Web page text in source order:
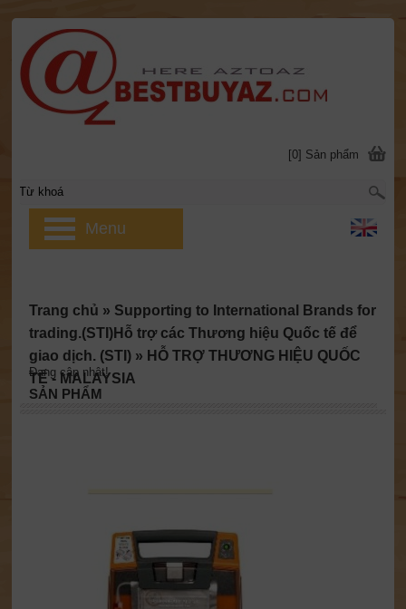
Đang cập nhật!
Trang chủ » Supporting to International Brands for
trading.(STI)Hỗ trợ các Thương hiệu Quốc tế để
giao dịch. (STI) » HỖ TRỢ THƯƠNG HIỆU QUỐC
TẾ - MALAYSIA
SẢN PHẨM
[0] Sản phẩm
Menu